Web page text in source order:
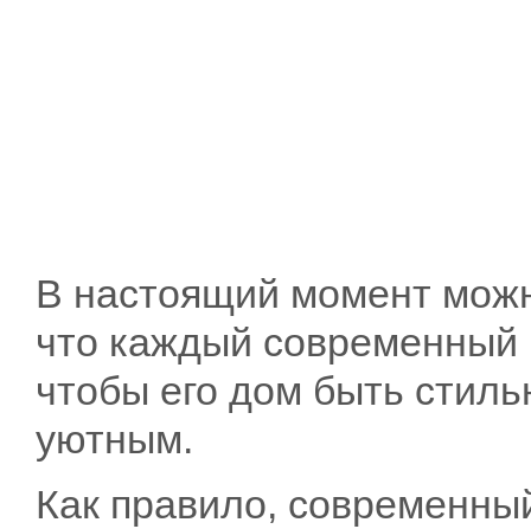
В настоящий момент
что каждый современный
чтобы его дом быть
уютным.
Как правило,